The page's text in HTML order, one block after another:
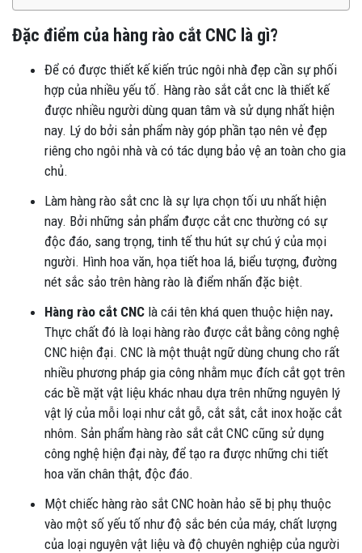
Đặc điểm của hàng rào cắt CNC là gì?
Để có được thiết kế kiến trúc ngôi nhà đẹp cần sự phối
hợp của nhiều yếu tố. Hàng rào sắt cắt cnc là thiết kế
được nhiều người dùng quan tâm và sử dụng nhất hiện
nay. Lý do bởi sản phẩm này góp phần tạo nên vẻ đẹp
riêng cho ngôi nhà và có tác dụng bảo vệ an toàn cho gia
chủ.
Làm hàng rào sắt cnc là sự lựa chọn tối ưu nhất hiện
nay. Bởi những sản phẩm được cắt cnc thường có sự
độc đáo, sang trọng, tinh tế thu hút sự chú ý của mọi
người. Hình hoa văn, họa tiết hoa lá, biểu tượng, đường
nét sắc sảo trên hàng rào là điểm nhấn đặc biệt.
Hàng rào cắt CNC là cái tên khá quen thuộc hiện nay.
Thực chất đó là loại hàng rào được cắt bằng công nghệ
CNC hiện đại. CNC là một thuật ngữ dùng chung cho rất
nhiều phương pháp gia công nhằm mục đích cắt gọt trên
các bề mặt vật liệu khác nhau dựa trên những nguyên lý
vật lý của mỗi loại như cắt gỗ, cắt sắt, cắt inox hoặc cắt
nhôm. Sản phẩm hàng rào sắt cắt CNC cũng sử dụng
công nghệ hiện đại này, để tạo ra được những chi tiết
hoa văn chân thật, độc đáo.
Một chiếc hàng rào sắt CNC hoàn hảo sẽ bị phụ thuộc
vào một số yếu tố như độ sắc bén của máy, chất lượng
của loại nguyên vật liệu và độ chuyên nghiệp của người